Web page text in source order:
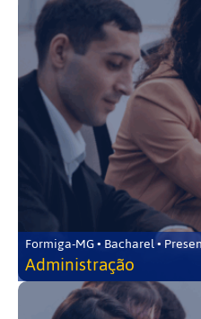
Formiga-MG • Bacharel •
Administração